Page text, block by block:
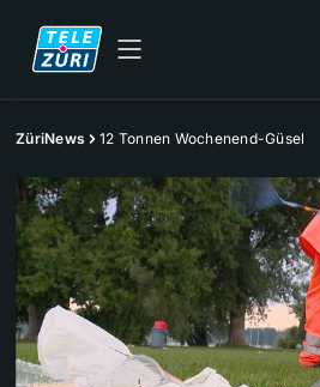
ZüriNews 12 Tonnen Wochenend-Güsel